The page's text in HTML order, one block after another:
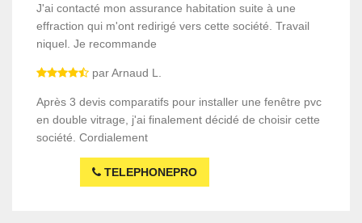
J'ai contacté mon assurance habitation suite à une
effraction qui m'ont redirigé vers cette société. Travail
niquel. Je recommande
par Arnaud L.
Après 3 devis comparatifs pour installer une fenêtre pvc
en double vitrage, j'ai finalement décidé de choisir cette
société. Cordialement
TELEPHONEPRO